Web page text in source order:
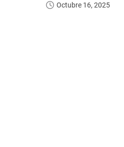
Octubre 16, 2025